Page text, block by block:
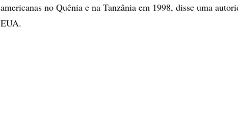
americanas no Quênia e na Tanzânia em 1998, disse uma
EUA.